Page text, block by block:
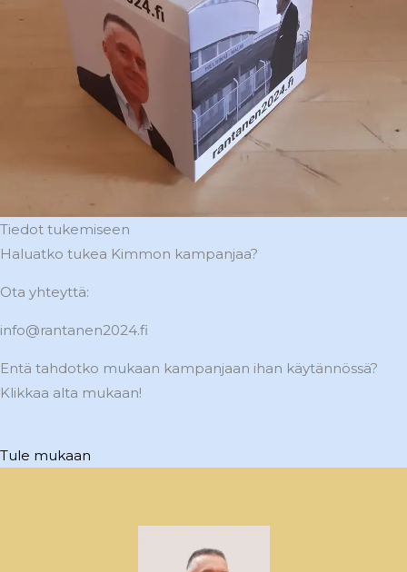
Tiedot tukemiseen
Haluatko tukea Kimmon kampanjaa?
Ota yhteyttä:
info@rantanen2024.fi
Entä tahdotko mukaan kampanjaan ihan käytännössä?
Klikkaa alta mukaan!
Tule mukaan